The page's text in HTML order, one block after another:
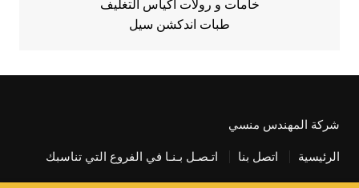
خامات و رولات اكياس التغليف
طبات اندكشن سيل
شركة المهندس منسي
الرئيسية اتصل بنا اتـصـل بـنـا في الفروع التي تناسبك